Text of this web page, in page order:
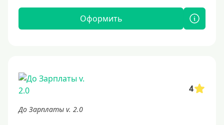
Оформить
4
До Зарплаты v. 2.0